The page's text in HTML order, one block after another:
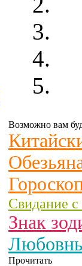
Возможно вам
Свидание
Знак
Прочитать